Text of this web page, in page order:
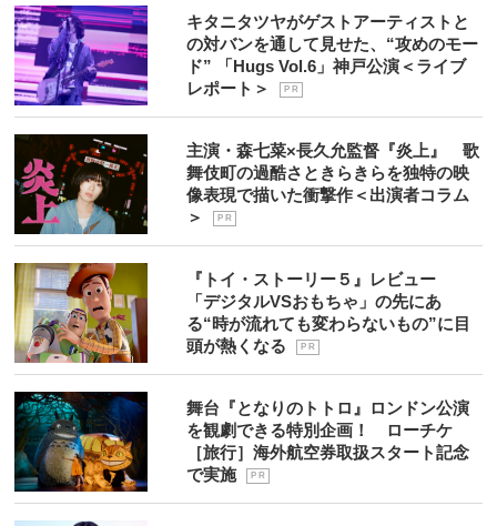
キタニタツヤがゲストアーティストと
の対バンを通して見せた、“攻めのモー
ド” 「Hugs Vol.6」神戸公演＜ライブ
レポート＞
P R
主演・森七菜×長久允監督『炎上』 歌
舞伎町の過酷さときらきらを独特の映
像表現で描いた衝撃作＜出演者コラム
＞
P R
『トイ・ストーリー５』レビュー
「デジタルVSおもちゃ」の先にあ
る“時が流れても変わらないもの”に目
頭が熱くなる
P R
舞台『となりのトトロ』ロンドン公演
を観劇できる特別企画！ ローチケ
［旅行］海外航空券取扱スタート記念
で実施
P R